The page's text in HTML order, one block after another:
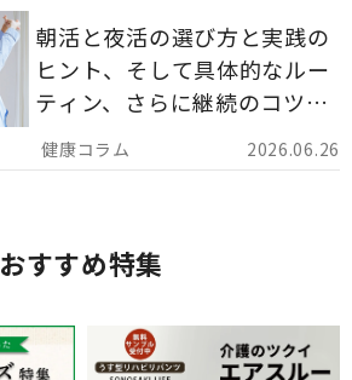
2026.06.26
朝活と夜活の選び方と実践の
ヒント、そして具体的なルー
ティン、さらに継続のコツま
でを詳しくご紹介します。
おすすめ特集